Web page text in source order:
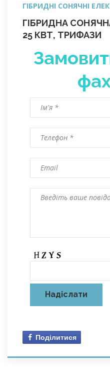
ГІБРИДНІ СОНЯЧНІ
ГІБРИДНА
25 КВТ, ТРИФАЗИ
Поділитися